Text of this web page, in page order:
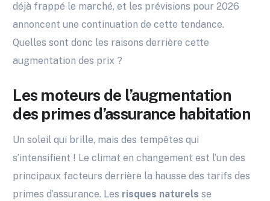
déjà frappé le marché, et les prévisions pour 2026
annoncent une continuation de cette tendance.
Quelles sont donc les raisons derrière cette
augmentation des prix ?
Les moteurs de l’augmentation
des primes d’assurance habitation
Un soleil qui brille, mais des tempêtes qui
s’intensifient ! Le climat en changement est l’un des
principaux facteurs derrière la hausse des tarifs des
primes d’assurance. Les risques naturels se